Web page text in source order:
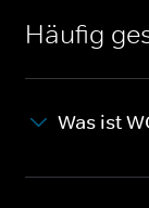
Häufig
Was ist